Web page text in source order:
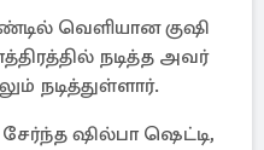
வெளியான குஷி
நடித்த அவர்
நடித்துள்ளார்.
ஷில்பா ஷெட்டி,